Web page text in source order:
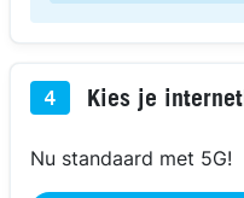
4 Kies je
Nu standaard met 5G!